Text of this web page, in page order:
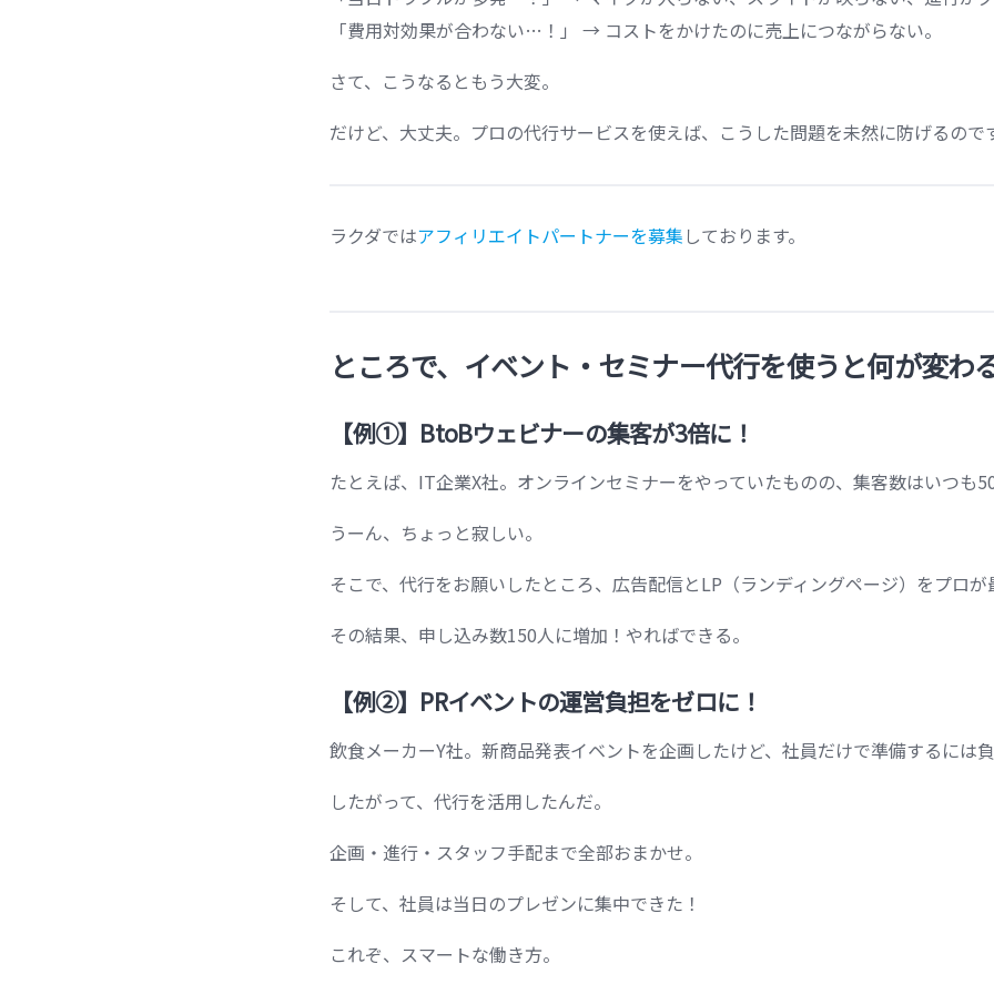
「費用対効果が合わない…！」 → コストをかけたのに売上につながらない。
さて、こうなるともう大変。
だけど、大丈夫。プロの代行サービスを使えば、こうした問題を未然に防げるので
ラクダではアフィリエイトパートナーを募集 しております。
ところで、イベント・セミナー代行を使うと何が変わ
【例①】BtoBウェビナーの集客が3倍に！
たとえば、IT企業X社。オンラインセミナーをやっていたものの、集客数はいつも50
うーん、ちょっと寂しい。
そこで、代行をお願いしたところ、広告配信とLP（ランディングページ）をプロが
その結果、申し込み数150人に増加！やればできる。
【例②】PRイベントの運営負担をゼロに！
飲食メーカーY社。新商品発表イベントを企画したけど、社員だけで準備するには
したがって、代行を活用したんだ。
企画・進行・スタッフ手配まで全部おまかせ。
そして、社員は当日のプレゼンに集中できた！
これぞ、スマートな働き方。